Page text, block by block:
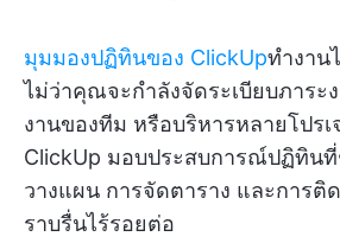
มุมมองปฏิทินของ ClickUpทำงาน
ไม่ว่าคุณจะกำลังจัดระเบียบภาระ
งานของทีม หรือบริหารหลายโปร
ClickUp มอบประสบการณ์ปฏิทินที่
วางแผน การจัดตาราง และการติ
ราบรื่นไร้รอยต่อ